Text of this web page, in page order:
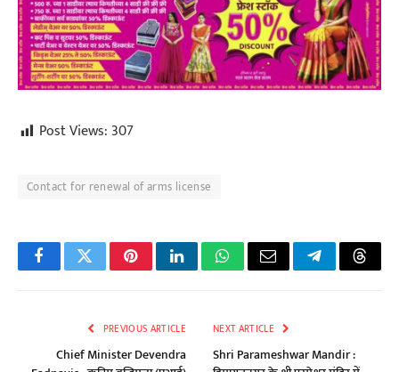
Post Views:307
Contact for renewal of arms license
FacebookTwitterPinterestLinkedInWhatsApp
Email Telegram
PREVIOUS ARTICLE
Chief Minister Devendra
NEXT ARTICLE
Shri Parameshwar Mandir :